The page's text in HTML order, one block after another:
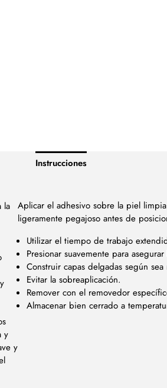
Instrucciones
la
y
y
Aplicar el adhesivo sobre la piel
ligeramente pegajoso antes de
Utilizar el tiempo de trabajo
Presionar suavemente para
Construir capas delgadas según
Evitar la sobreaplicación.
Remover con el removedor
Almacenar bien cerrado a